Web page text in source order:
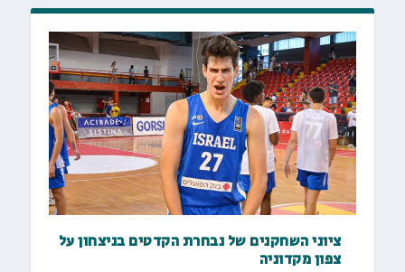
ציוני השחקנים של נבחרת הקדטים בניצחון על
צפון מקדוניה